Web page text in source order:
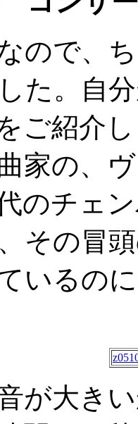
ので、
た。自
ご紹介
家の、
のチェ
その冒
いるの
が大き